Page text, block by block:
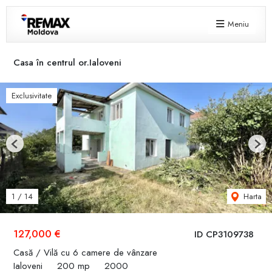
Meniu
Casa în centrul or.Ialoveni
ID CP3109738
127,000 €
Casă / Vilă cu 6 camere de vânzare
Ialoveni
200 mp 2000
Exclusivitate
1 / 14 Harta
Previous Next